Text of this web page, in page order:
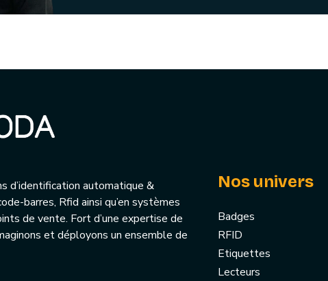
d’identification automatique &
barres, Rfid ainsi qu’en systèmes
de vente. Fort d’une expertise de
et déployons un ensemble de
Nos univers
Badges
RFID
Etiquettes
Lecteurs